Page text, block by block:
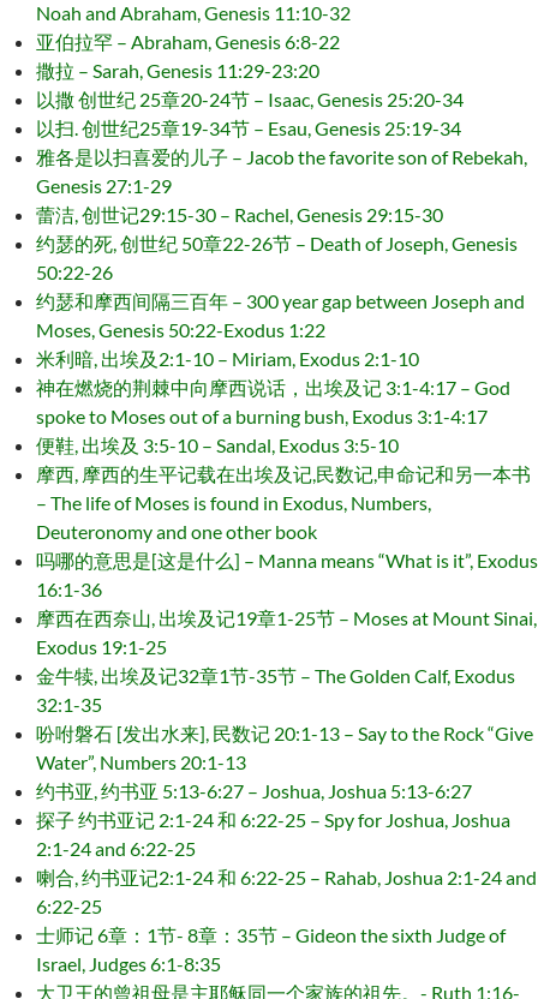
Noah and Abraham, Genesis 11:10-32
亚伯拉罕 – Abraham, Genesis 6:8-22
撒拉 – Sarah, Genesis 11:29-23:20
以撒 创世纪 25章20-24节 – Isaac, Genesis 25:20-34
以扫. 创世纪25章19-34节 – Esau, Genesis 25:19-34
雅各是以扫喜爱的儿子 – Jacob the favorite son of Rebekah,
Genesis 27:1-29
蕾洁, 创世记29:15-30 – Rachel, Genesis 29:15-30
约瑟的死, 创世纪 50章22-26节 – Death of Joseph, Genesis
50:22-26
约瑟和摩西间隔三百年 – 300 year gap between Joseph and
Moses, Genesis 50:22-Exodus 1:22
米利暗, 出埃及2:1-10 – Miriam, Exodus 2:1-10
神在燃烧的荆棘中向摩西说话，出埃及记 3:1-4:17 – God
spoke to Moses out of a burning bush, Exodus 3:1-4:17
便鞋, 出埃及 3:5-10 – Sandal, Exodus 3:5-10
摩西, 摩西的生平记载在出埃及记,民数记,申命记和另一本书
– The life of Moses is found in Exodus, Numbers,
Deuteronomy and one other book
吗哪的意思是[这是什么] – Manna means “What is it”, Exodus
16:1-36
摩西在西奈山, 出埃及记19章1-25节 – Moses at Mount Sinai,
Exodus 19:1-25
金牛犊, 出埃及记32章1节-35节 – The Golden Calf, Exodus
32:1-35
吩咐磐石 [发出水来], 民数记 20:1-13 – Say to the Rock “Give
Water”, Numbers 20:1-13
约书亚, 约书亚 5:13-6:27 – Joshua, Joshua 5:13-6:27
探子 约书亚记 2:1-24 和 6:22-25 – Spy for Joshua, Joshua
2:1-24 and 6:22-25
喇合, 约书亚记2:1-24 和 6:22-25 – Rahab, Joshua 2:1-24 and
6:22-25
士师记 6章：1节- 8章：35节 – Gideon the sixth Judge of
Israel, Judges 6:1-8:35
大卫王的曾祖母是主耶稣同一个家族的祖先。- Ruth 1:16-